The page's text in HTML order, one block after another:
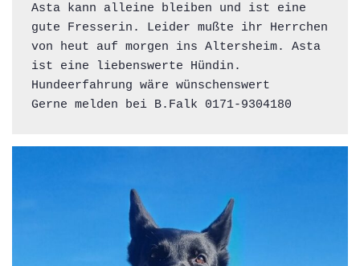
Asta kann alleine bleiben und ist eine
gute Fresserin. Leider mußte ihr Herrchen
von heut auf morgen ins Altersheim. Asta
ist eine liebenswerte Hündin.
Hundeerfahrung wäre wünschenswert
Gerne melden bei B.Falk 0171-9304180